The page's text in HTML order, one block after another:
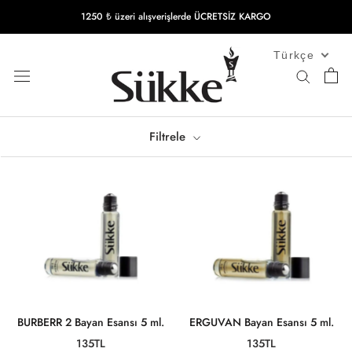
geç
1250 ₺ üzeri alışverişlerde ÜCRETSİZ KARGO
Filtrele
BURBERR 2 Bayan Esansı 5 ml.
135TL
ERGUVAN Bayan Esansı 5 ml.
135TL
Türkçe